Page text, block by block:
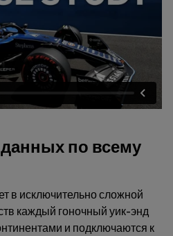
по всему
в исключительно сложной
каждый гоночный уик-энд
и подключаются к